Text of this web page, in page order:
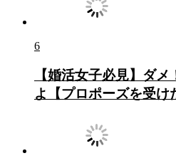
6
【婚活女子必見】ダ
よ【プロポーズを受け